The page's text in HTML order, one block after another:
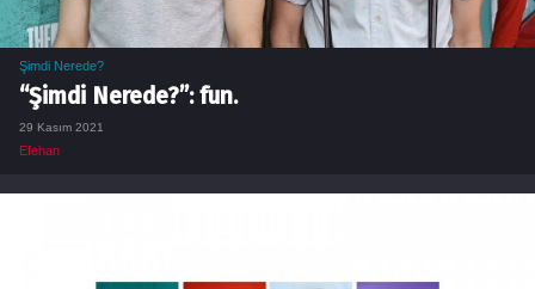
Şimdi Nerede?
“Şimdi Nerede?”: fun.
29 Kasım 2021
Efehan